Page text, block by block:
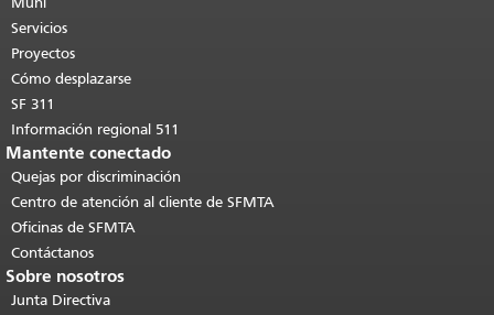
páginas.Volver al principio del
contenido principal
Servicios
Proyectos
Cómo desplazarse
SF 311
Información regional 511
Mantente conectado
Quejas por discriminación
Centro de atención al cliente de SFMTA
Oficinas de SFMTA
Contáctanos
Sobre nosotros
Junta Directiva